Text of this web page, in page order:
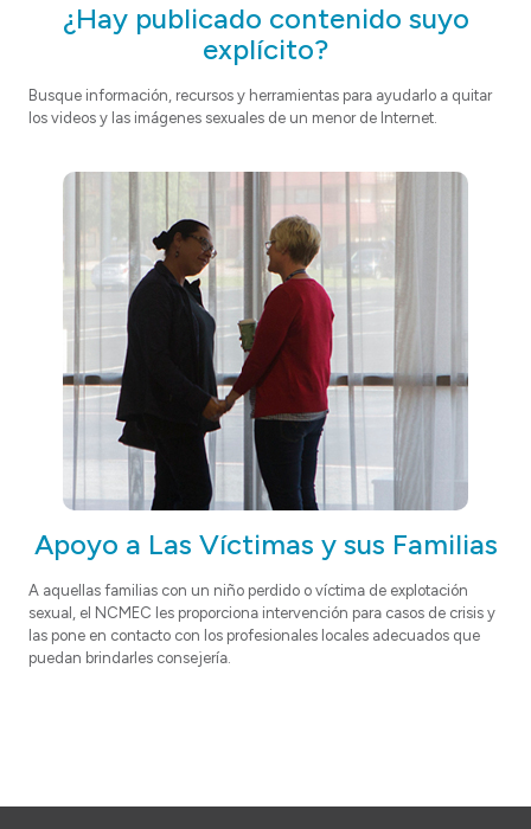
¿Hay publicado contenido suyo
explícito?
Busque información, recursos y herramientas para ayudarlo a quitar
los videos y las imágenes sexuales de un menor de Internet.
Apoyo a Las Víctimas y sus Familias
A aquellas familias con un niño perdido o víctima de explotación
sexual, el NCMEC les proporciona intervención para casos de crisis y
las pone en contacto con los profesionales locales adecuados que
puedan brindarles consejería.